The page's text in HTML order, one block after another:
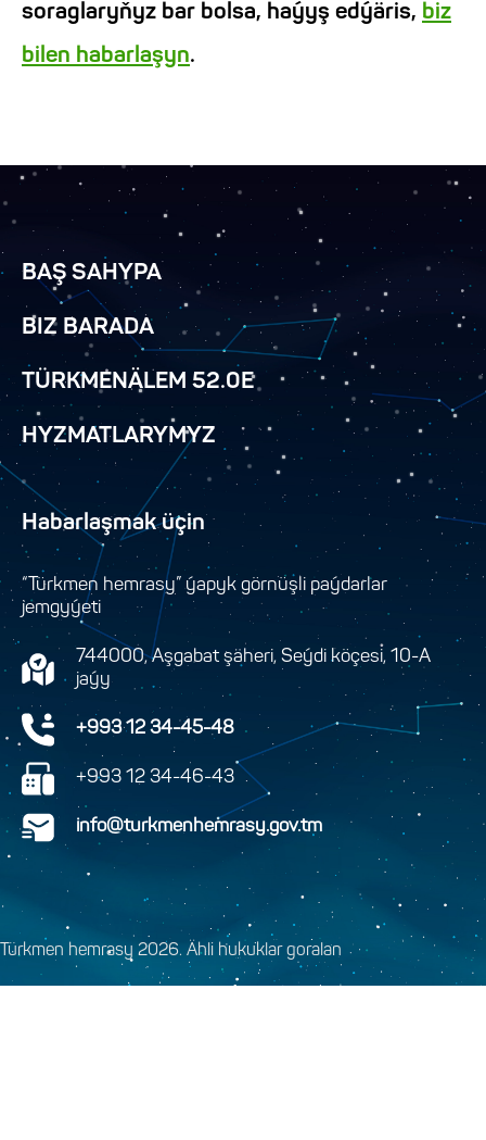
soraglaryňyz bar bolsa, haýyş edýäris, biz
bilen habarlaşyn.
BAŞ SAHYPA
BIZ BARADA
TÜRKMENÄLEM 52.0E
HYZMATLARYMYZ
Habarlaşmak üçin
“Türkmen hemrasy” ýapyk görnüşli paýdarlar
jemgyýeti
744000, Aşgabat şäheri, Seýdi köçesi, 10-A
jaýy
+993 12 34-45-48
+993 12 34-46-43
info@turkmenhemrasy.gov.tm
Türkmen hemrasy 2026. Ähli hukuklar goralan